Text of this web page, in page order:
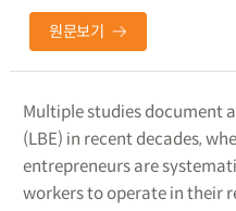
원문보기
Multiple studies document
(LBE) in recent decades,
entrepreneurs are
workers to operate in their